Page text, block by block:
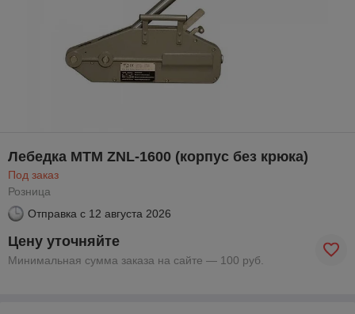
Лебедка МТМ ZNL-1600 (корпус без крюка)
Под заказ
Розница
Отправка с 12 августа 2026
Цену уточняйте
Минимальная сумма заказа на сайте — 100 руб.